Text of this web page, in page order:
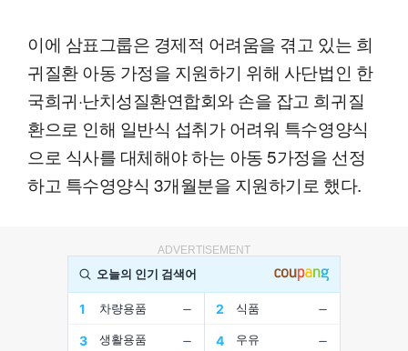
이에 삼표그룹은 경제적 어려움을 겪고 있는 희
귀질환 아동 가정을 지원하기 위해 사단법인 한
국희귀·난치성질환연합회와 손을 잡고 희귀질
환으로 인해 일반식 섭취가 어려워 특수영양식
으로 식사를 대체해야 하는 아동 5가정을 선정
하고 특수영양식 3개월분을 지원하기로 했다.
ADVERTISEMENT